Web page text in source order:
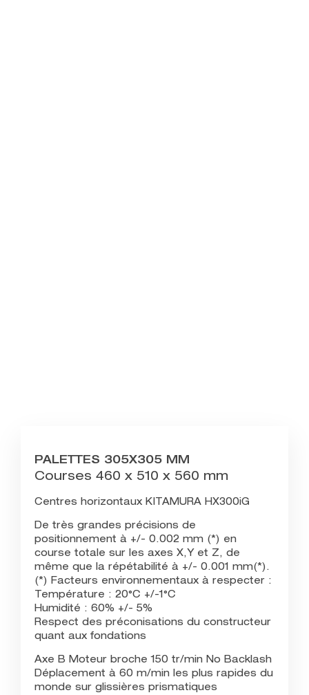
PALETTES 305X305 MM
Courses 460 x 510 x 560 mm
Centres horizontaux KITAMURA HX300iG
De très grandes précisions de
positionnement à +/- 0.002 mm (*) en
course totale sur les axes X,Y et Z, de
même que la répétabilité à +/- 0.001 mm(*).
(*) Facteurs environnementaux à respecter :
Température : 20°C +/-1°C
Humidité : 60% +/- 5%
Respect des préconisations du constructeur
quant aux fondations
Axe B Moteur broche 150 tr/min No Backlash
Déplacement à 60 m/min les plus rapides du
monde sur glissières prismatiques